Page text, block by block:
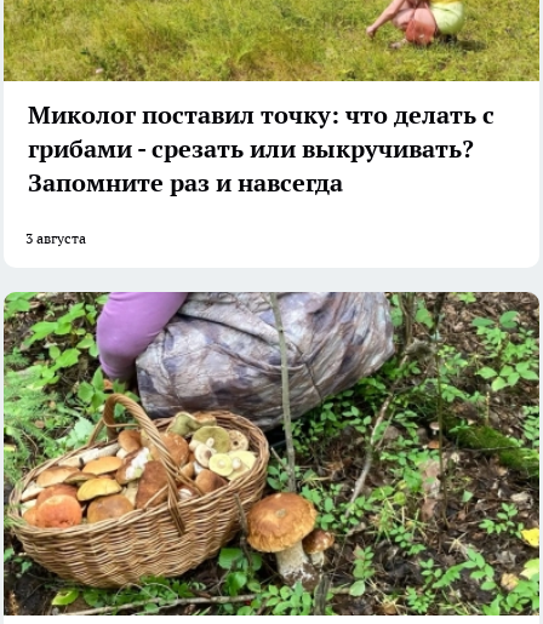
Миколог поставил точку: что делать с
грибами - срезать или выкручивать?
Запомните раз и навсегда
3 августа